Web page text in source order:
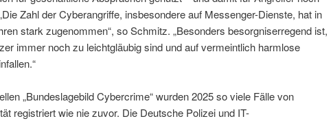
Zahl der Cyberangriffe, insbesondere auf Messenger-Dienste, hat in
stark zugenommen“, so Schmitz. „Besonders besorgniserregend ist,
immer noch zu leichtgläubig sind und auf vermeintlich harmlose
„Bundeslagebild Cybercrime“ wurden 2025 so viele Fälle von
registriert wie nie zuvor. Die Deutsche Polizei und IT-